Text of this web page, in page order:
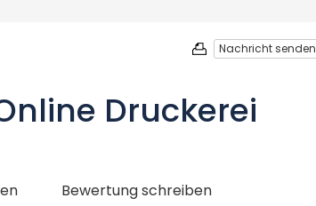
Nachricht senden
Druckerei
Bewertung schreiben